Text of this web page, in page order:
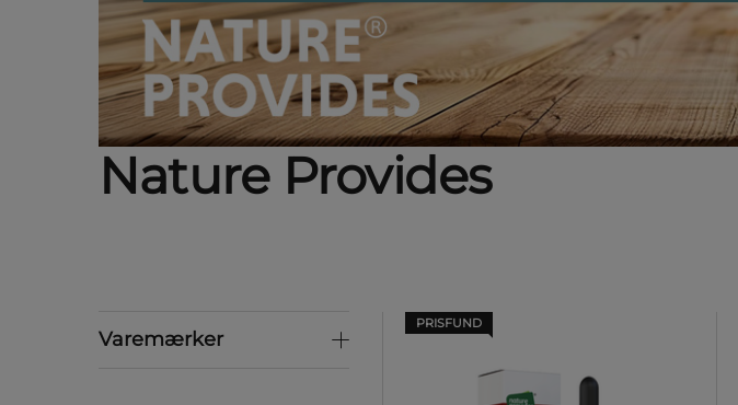
Nature Provides
VaremærkerVaremærker
PRISFUND